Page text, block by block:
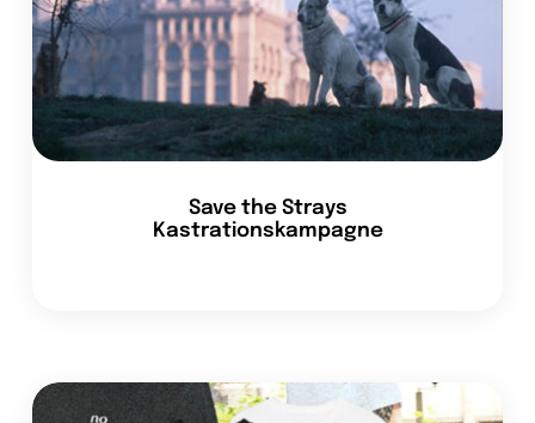
Save the Strays
Kastrationskampagne